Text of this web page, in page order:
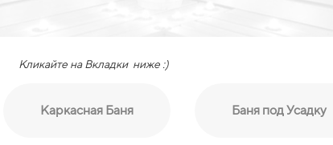
Кликайте на Вкладки ниже :)
Каркасная Баня Баня под Усадку